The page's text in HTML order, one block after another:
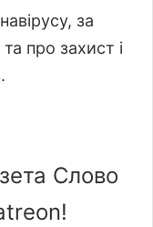
за
про захист і
Слово